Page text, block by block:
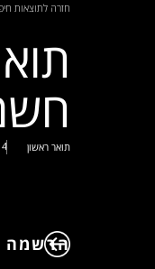
חזרה לתוצאות
תואר ראשון 4 שנות לימוד
הרשמה